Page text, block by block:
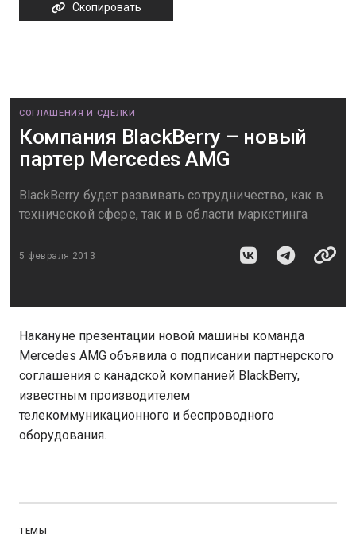
Скопировать
СОГЛАШЕНИЯ И СДЕЛКИ
Компания BlackBerry – новый
партер Mercedes AMG
BlackBerry будет развивать сотрудничество, как в
технической сфере, так и в области маркетинга
5 февраля 2013
Накануне презентации новой машины команда
Mercedes AMG объявила о подписании партнерского
соглашения с канадской компанией BlackBerry,
известным производителем
телекоммуникационного и беспроводного
оборудования.
ТЕМЫ